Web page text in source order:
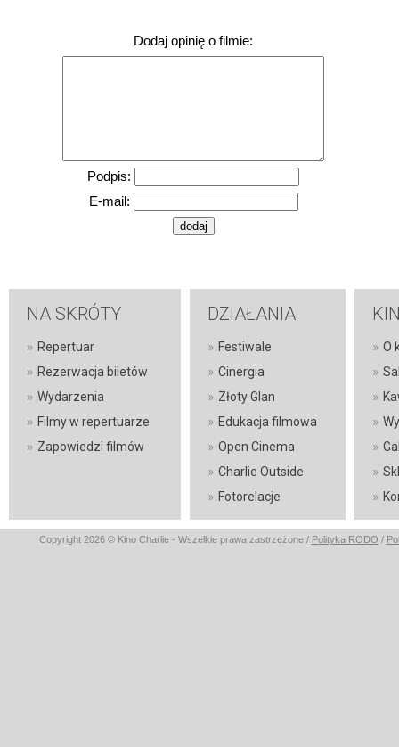
Dodaj opinię o filmie:
Podpis:
E-mail:
NA SKRÓTY
» Repertuar
» Rezerwacja biletów
» Wydarzenia
» Filmy w repertuarze
» Zapowiedzi filmów
DZIAŁANIA
» Festiwale
» Cinergia
» Złoty Glan
» Edukacja filmowa
» Open Cinema
» Charlie Outside
» Fotorelacje
» O
»
»
»
»
»
»
Copyright 2026 © Kino Charlie - Wszelkie prawa zastrzeżone / Polityka RODO /